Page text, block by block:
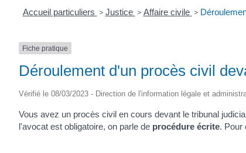
Accueil particuliers > Justice > Affaire civile >
Fiche pratique
Déroulement d'un procès civil
Vérifié le 08/03/2023 - Direction de l'information légale et
Vous avez un procès civil en cours devant le tribunal
l'avocat est obligatoire, on parle de procédure écrite. Pour